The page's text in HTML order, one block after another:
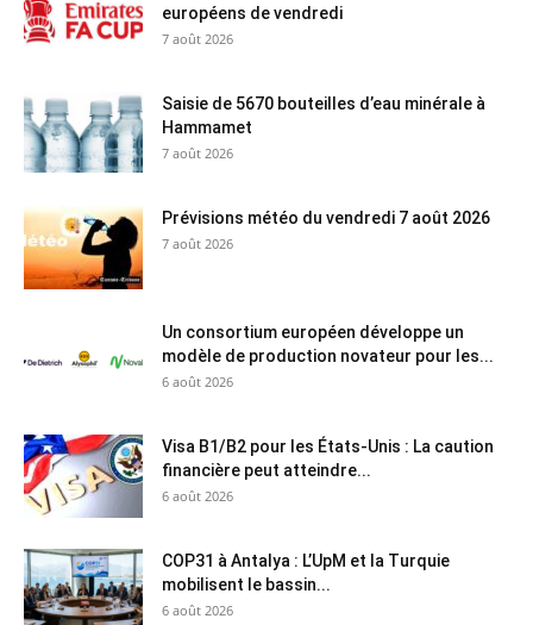
européens de vendredi
7 août 2026
Saisie de 5670 bouteilles d’eau minérale à
Hammamet
7 août 2026
Prévisions météo du vendredi 7 août 2026
7 août 2026
Un consortium européen développe un
modèle de production novateur pour les...
6 août 2026
Visa B1/B2 pour les États-Unis : La caution
financière peut atteindre...
6 août 2026
COP31 à Antalya : L’UpM et la Turquie
mobilisent le bassin...
6 août 2026